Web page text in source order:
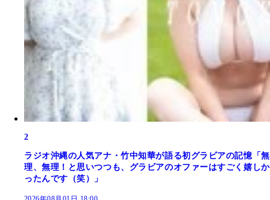
2
ラジオ沖縄の人気アナ・竹中知華が語る初グラビアの記憶「無
理、無理！と思いつつも、グラビアのオファーはすごく嬉しか
ったんです（笑）」